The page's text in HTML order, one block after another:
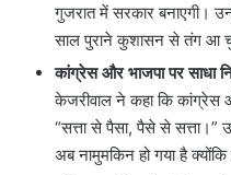
गुजरात में सरकार बनाएगी।
साल पुराने कुशासन से तंग आ
कांग्रेस और भाजपा पर साधा
केजरीवाल ने कहा कि कांग्रेस
“सत्ता से पैसा, पैसे से सत्ता।”
अब नामुमकिन हो गया है